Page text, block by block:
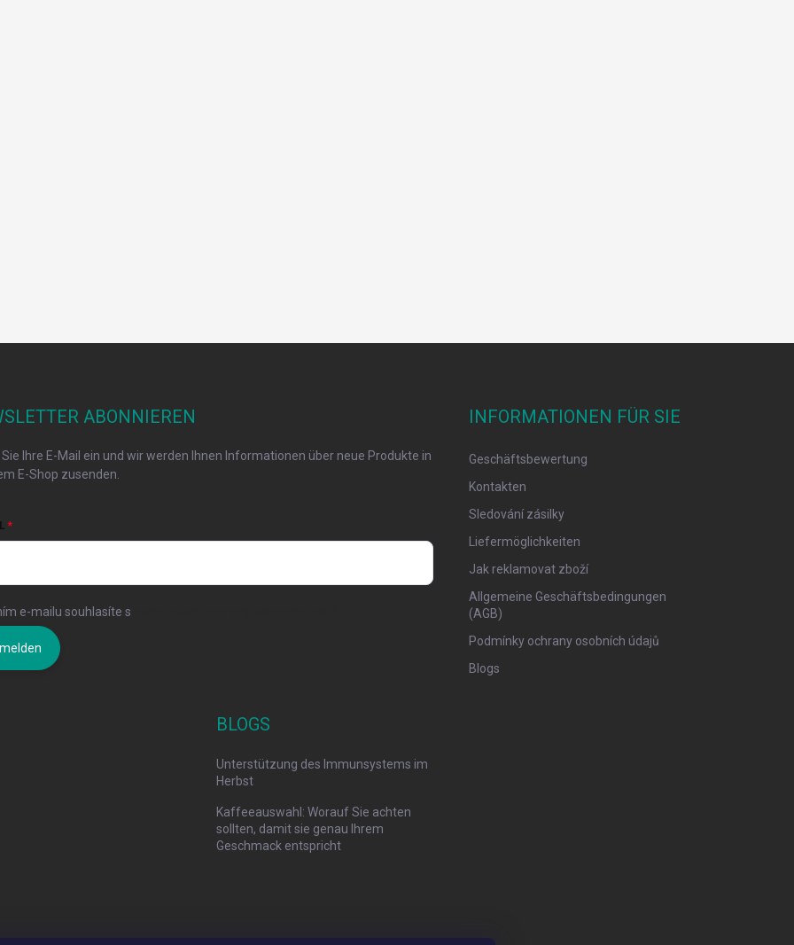
ABONNIEREN
Sie Ihre E-Mail ein und wir werden Ihnen Informationen über neue Produkte in
E-Shop zusenden.
e-mailu souhlasíte s
INFORMATIONEN FÜR SIE
Geschäftsbewertung
Kontakten
Sledování zásilky
Liefermöglichkeiten
Jak reklamovat zboží
Allgemeine Geschäftsbedingungen
(AGB)
Podmínky ochrany osobních údajů
Blogs
BLOGS
Unterstützung des Immunsystems im
Herbst
Kaffeeauswahl: Worauf Sie achten
sollten, damit sie genau Ihrem
Geschmack entspricht